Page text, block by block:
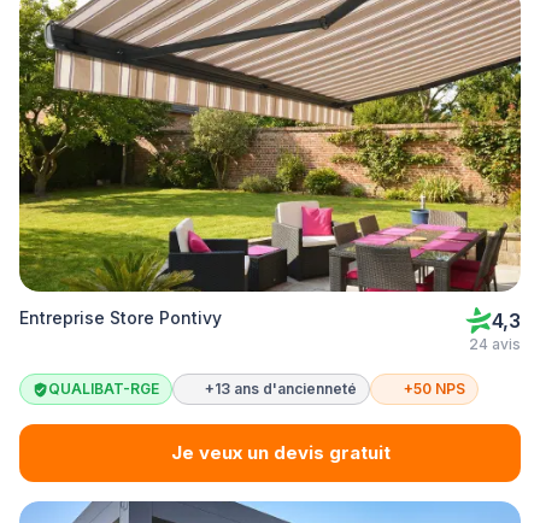
Entreprise Store Pontivy 4,3
24 avis
QUALIBAT-RGE +13 ans d'ancienneté +50 NPS
Je veux un devis gratuit